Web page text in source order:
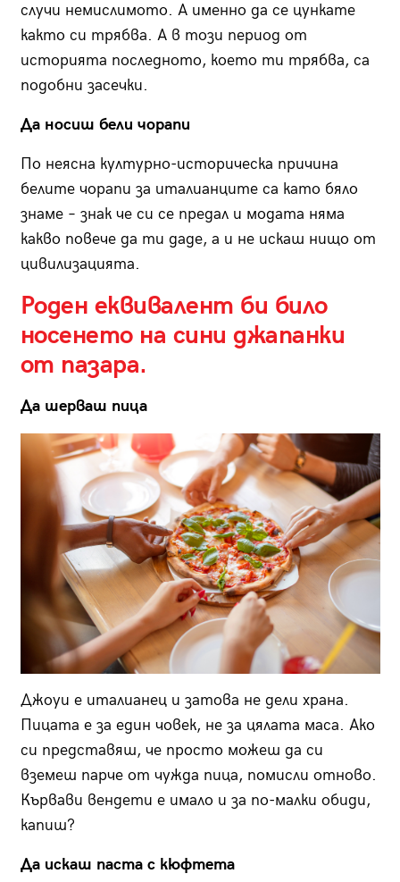
случи немислимото. А именно да се цункате
както си трябва. А в този период от
историята последното, което ти трябва, са
подобни засечки.
Да носиш бели чорапи
По неясна културно-историческа причина
белите чорапи за италианците са като бяло
знаме – знак че си се предал и модата няма
какво повече да ти даде, а и не искаш нищо от
цивилизацията.
Роден еквивалент би било
носенето на сини джапанки
от пазара.
Да шерваш пица
Джоуи е италианец и затова не дели храна.
Пицата е за един човек, не за цялата маса. Ако
си представяш, че просто можеш да си
вземеш парче от чужда пица, помисли отново.
Кървави вендети е имало и за по-малки обиди,
капиш?
Да искаш паста с кюфтета